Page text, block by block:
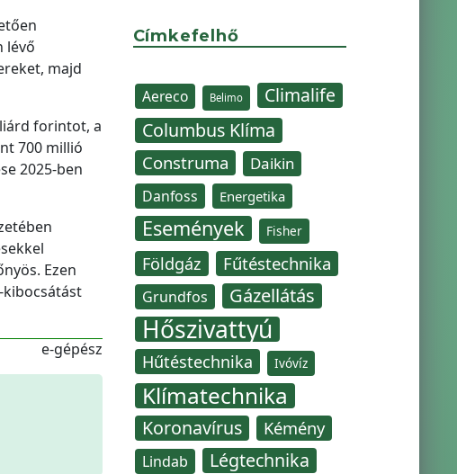
lévő
majd
forintot, a
700 millió
2025-ben
Ezen
e-gépész
Címkefelhő
Aereco Belimo
Climalife
Columbus Klíma
Construma Daikin
Danfoss Energetika
Események Fisher
Földgáz Fűtéstechnika
Grundfos Gázellátás
Hőszivattyú
Hűtéstechnika Ivóvíz
Klímatechnika
Koronavírus Kémény
Lindab Légtechnika